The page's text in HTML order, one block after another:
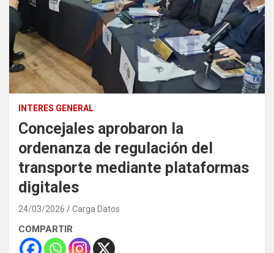
INTERES GENERAL
Concejales aprobaron la
ordenanza de regulación del
transporte mediante plataformas
digitales
24/03/2026 Carga Datos
COMPARTIR